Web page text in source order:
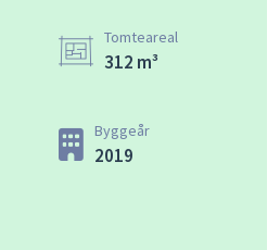
Tomteareal
312 m³
Byggeår
2019